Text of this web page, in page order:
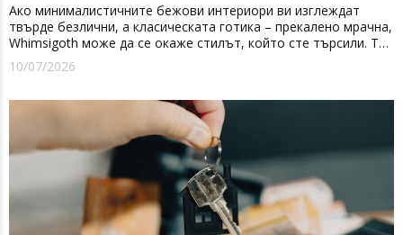
Ако минималистичните бежови интериори ви изглеждат
твърде безлични, а класическата готика – прекалено мрачна,
Whimsigoth може да се окаже стилът, който сте търсили. Той
съчетава драматични цветове, старинни мебели, кадифе и
приглушено осветление с по-леки и фантастични елементи
10/07/2026